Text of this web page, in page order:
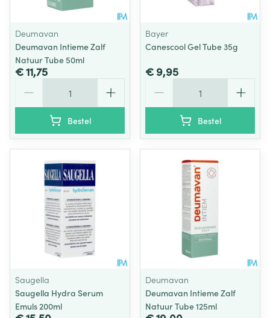
Deumavan
Deumavan Intieme Zalf
Natuur Tube 50ml
€ 11,75
Bestel
Bayer
Canescool Gel Tube 35g
€ 9,95
Bestel
Saugella
Saugella Hydra Serum
Emuls 200ml
Deumavan
Deumavan Intieme Zalf
Natuur Tube 125ml